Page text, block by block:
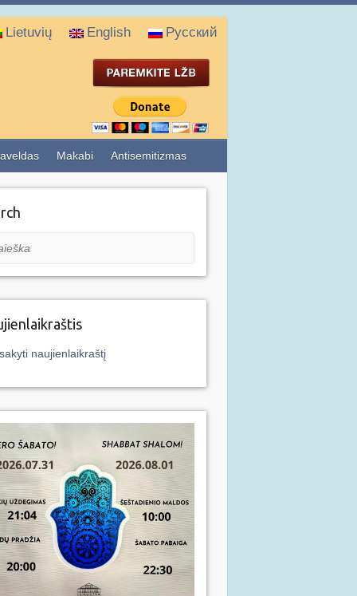
Lietuvių English Русский
Makabi Antisemitizmas
naujienlaikraštį